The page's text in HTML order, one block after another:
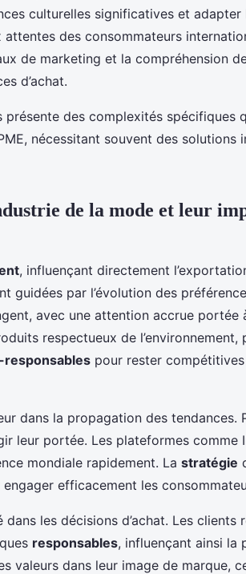
culturelles significatives et adapter
des consommateurs
de marketing et la compréhension
d’achat.
présente des complexités spécifiques
nécessitant souvent des solutions
de la mode et leur
, influençant directement
guidées par l’évolution des
avec une attention accrue portée
respectueux de l’environnement,
responsables pour rester compétitives
dans la propagation des tendances.
leur portée. Les plateformes comme
mondiale rapidement. La stratégie
efficacement les
les décisions d’achat. Les clients
responsables, influençant ainsi la
valeurs dans leur image de marque,